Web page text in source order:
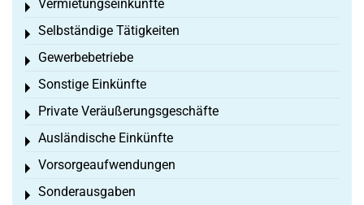
Vermietungseinkünfte
Toggle menu
Selbständige Tätigkeiten
Toggle menu
Gewerbebetriebe
Toggle menu
Sonstige Einkünfte
Toggle menu
Private Veräußerungsgeschäfte
Toggle menu
Ausländische Einkünfte
Toggle menu
Vorsorgeaufwendungen
Toggle menu
Sonderausgaben
Toggle menu